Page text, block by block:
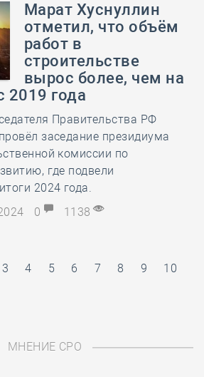
Марат Хуснуллин
отметил, что объём
работ в
строительстве
вырос более, чем на
2019 года
Правительства РФ
заседание президиума
комиссии по
где подвели
2024 года.
0 1138
3 4 5 6 7 8 9 10
МНЕНИЕ СРО